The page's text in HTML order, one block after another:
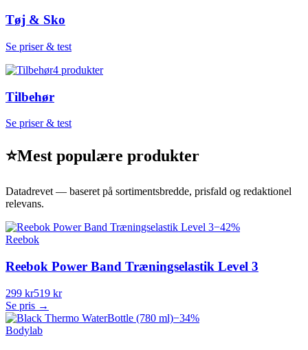
Tøj & Sko
Se priser & test
4 produkter
Tilbehør
Se priser & test
⭐Mest populære produkter
Datadrevet — baseret på sortimentsbredde, prisfald og redaktionel
relevans.
−42%
Reebok
Reebok Power Band Træningselastik Level 3
299 kr519 kr
Se pris →
−34%
Bodylab